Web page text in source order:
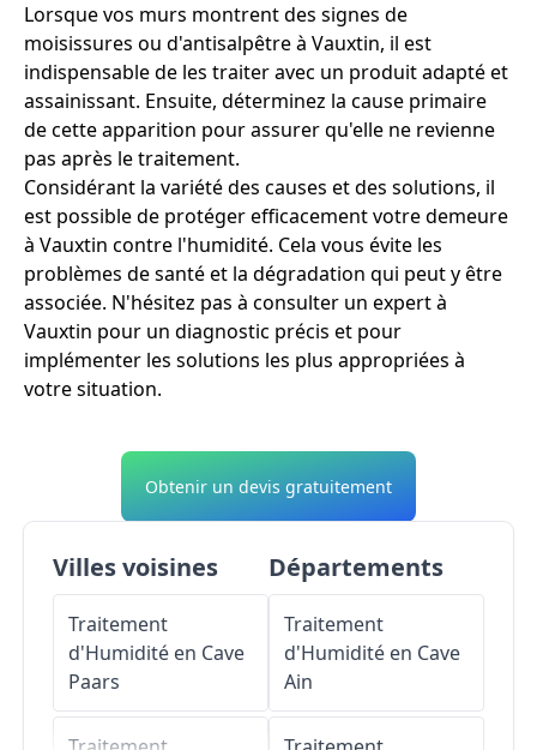
Lorsque vos murs montrent des signes de
moisissures ou d'antisalpêtre à Vauxtin, il est
indispensable de les traiter avec un produit adapté et
assainissant. Ensuite, déterminez la cause primaire
de cette apparition pour assurer qu'elle ne revienne
pas après le traitement.
Considérant la variété des causes et des solutions, il
est possible de protéger efficacement votre demeure
à Vauxtin contre l'humidité. Cela vous évite les
problèmes de santé et la dégradation qui peut y être
associée. N'hésitez pas à consulter un expert à
Vauxtin pour un diagnostic précis et pour
implémenter les solutions les plus appropriées à
votre situation.
Obtenir un devis gratuitement
Villes voisines
Traitement
d'Humidité en Cave
Paars
Départements
Traitement
d'Humidité en Cave
Ain